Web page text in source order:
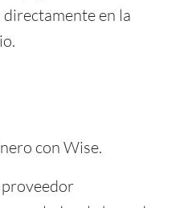
en la
con Wise.